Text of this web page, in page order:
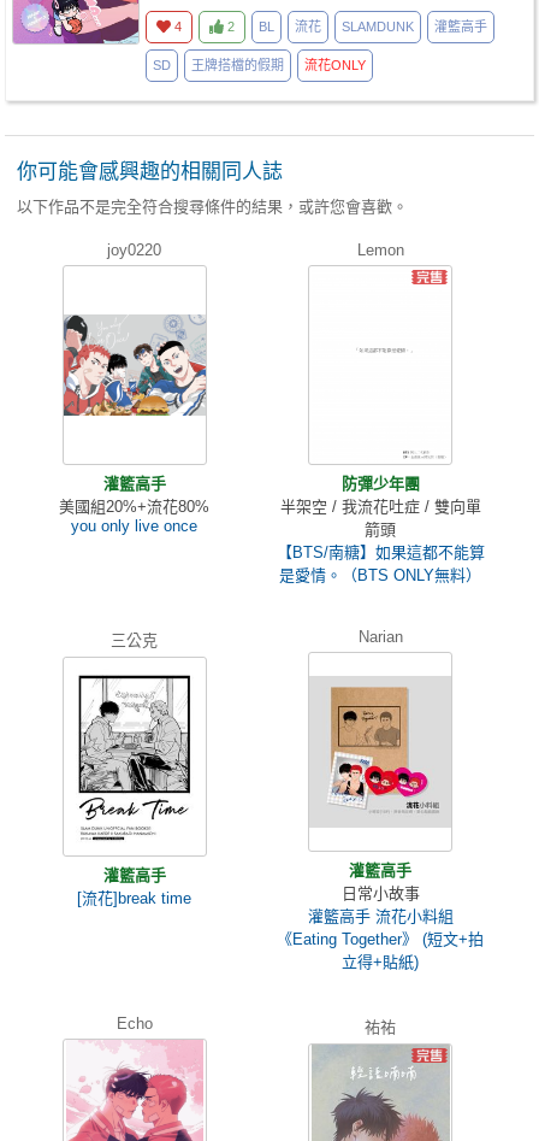
4 2 BL 流花 SLAMDUNK 灌籃高手
SD 王牌搭檔的假期 流花ONLY
你可能會感興趣的相關同人誌
以下作品不是完全符合搜尋條件的結果，或許您會喜歡。
joy0220
灌籃高手
美國組20%+流花80%
you only live once
Lemon
防彈少年團
半架空 / 我流花吐症 / 雙向單
箭頭
【BTS/南糖】如果這都不能算
是愛情。（BTS ONLY無料）
三公克
灌籃高手
[流花]break time
Narian
灌籃高手
日常小故事
灌籃高手 流花小料組
《Eating Together》 (短文+拍
立得+貼紙)
Echo 祐祐